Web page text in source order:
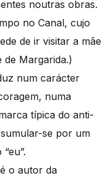
noutras obras.
no Canal, cujo
de ir visitar a mãe
de Margarida.)
num carácter
numa
típica do anti-
se por um
o autor da